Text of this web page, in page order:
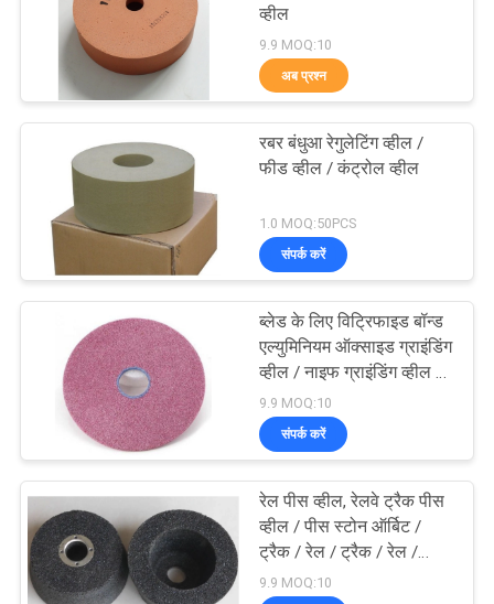
संपर्क
एक
उद्धरण
विनती
करे
समाचार
हीरा पीसने का पहिया
घर्षण पीस पत्थर
घर्षण Sanding डिस्क
14
व्हील
9.9 MOQ:10
अब प्रश्न
रबर बंधुआ रेगुलेटिंग व्हील /
फीड व्हील / कंट्रोल व्हील
1.0 MOQ:50PCS
संपर्क करें
ब्लेड के लिए विट्रिफाइड बॉन्ड
एल्युमिनियम ऑक्साइड ग्राइंडिंग
व्हील / नाइफ ग्राइंडिंग व्हील /
ग्राइंडिंग स्टोन
9.9 MOQ:10
संपर्क करें
रेल पीस व्हील, रेलवे ट्रैक पीस
व्हील / पीस स्टोन ऑर्बिट /
ट्रैक / रेल / ट्रैक / रेल /
प्रक्षेप पथ के लिए
9.9 MOQ:10